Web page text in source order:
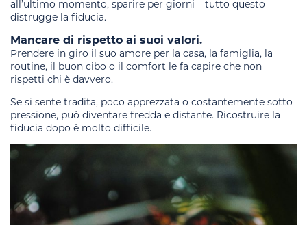
all’ultimo momento, sparire per giorni – tutto questo
distrugge la fiducia.
Mancare di rispetto ai suoi valori.
Prendere in giro il suo amore per la casa, la famiglia, la
routine, il buon cibo o il comfort le fa capire che non
rispetti chi è davvero.
Se si sente tradita, poco apprezzata o costantemente sotto
pressione, può diventare fredda e distante. Ricostruire la
fiducia dopo è molto difficile.